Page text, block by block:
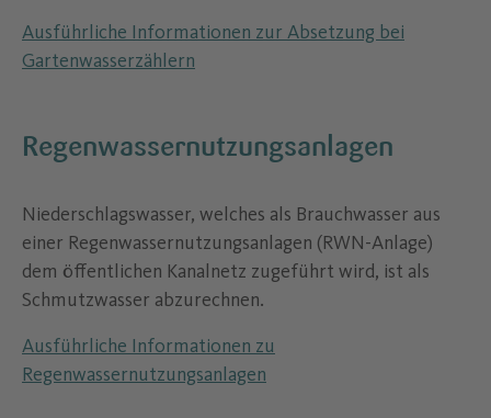
Ausführliche Informationen zur Absetzung bei
Gartenwasserzählern
Regenwassernutzungsanlagen
Niederschlagswasser, welches als Brauchwasser aus
einer Regenwassernutzungsanlagen (RWN-Anlage)
dem öffentlichen Kanalnetz zugeführt wird, ist als
Schmutzwasser abzurechnen.
Ausführliche Informationen zu
Regenwassernutzungsanlagen